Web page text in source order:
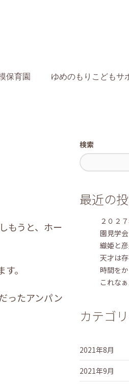
保育園 ゆめのもりこどもサ
もうと、ホー
。
ったアンパン
検索
最近の
２０２
園見学
織姫と
天才は
時間を
これな
カテゴ
2021年8月
2021年9月